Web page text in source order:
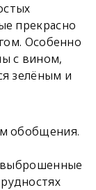
прекрасно
Особенно
с вином,
зелёным и
обобщения.
выброшенные